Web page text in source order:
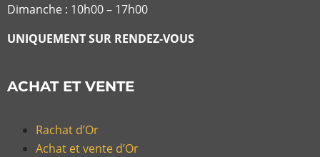
Dimanche : 10h00 – 17h00
UNIQUEMENT SUR RENDEZ-VOUS
ACHAT ET VENTE
Rachat d’Or
Achat et vente d’Or